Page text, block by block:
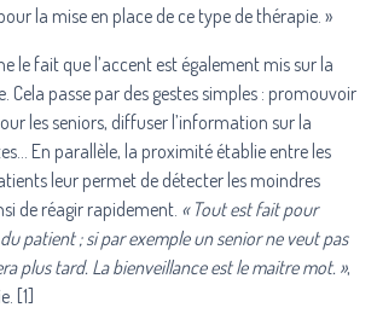
la mise en place de ce type de thérapie. »
le fait que l’accent est également mis sur la
Cela passe par des gestes simples : promouvoir
les seniors, diffuser l’information sur la
En parallèle, la proximité établie entre les
leur permet de détecter les moindres
de réagir rapidement. « Tout est fait pour
patient ; si par exemple un senior ne veut pas
plus tard. La bienveillance est le maitre mot. »,
[1]